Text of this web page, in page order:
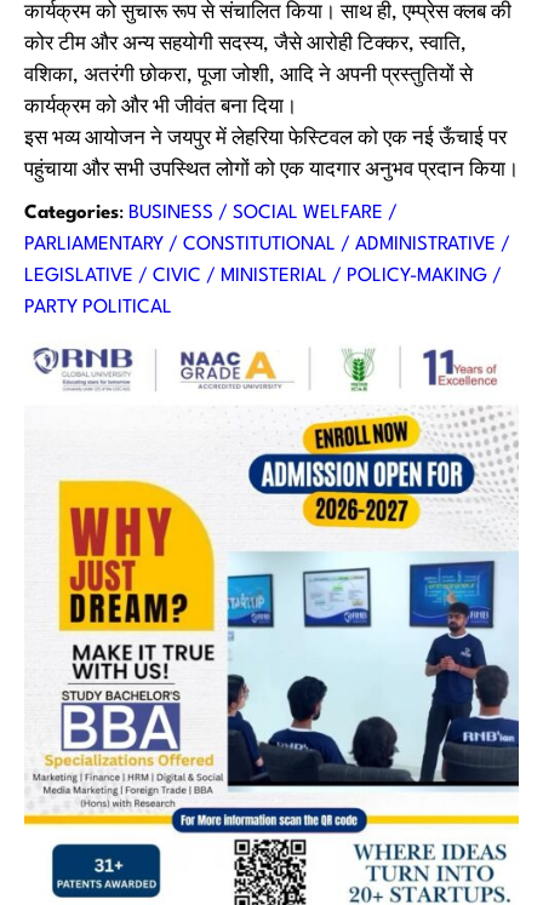
कार्यक्रम को सुचारू रूप से संचालित किया। साथ ही, एम्प्रेस क्लब की
कोर टीम और अन्य सहयोगी सदस्य, जैसे आरोही टिक्कर, स्वाति,
वशिका, अतरंगी छोकरा, पूजा जोशी, आदि ने अपनी प्रस्तुतियों से
कार्यक्रम को और भी जीवंत बना दिया।
इस भव्य आयोजन ने जयपुर में लेहरिया फेस्टिवल को एक नई ऊँचाई पर
पहुंचाया और सभी उपस्थित लोगों को एक यादगार अनुभव प्रदान किया।
Categories: BUSINESS / SOCIAL WELFARE /
PARLIAMENTARY / CONSTITUTIONAL / ADMINISTRATIVE /
LEGISLATIVE / CIVIC / MINISTERIAL / POLICY-MAKING /
PARTY POLITICAL